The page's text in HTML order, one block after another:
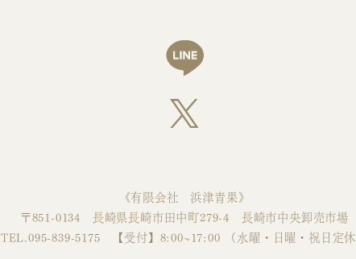
《有限会社 浜津青果》
〒851-0134 長崎県長崎市田中町279-4 長崎市中央卸売市場
TEL.095-839-5175 【受付】8:00~17:00 （水曜・日曜・祝日定休